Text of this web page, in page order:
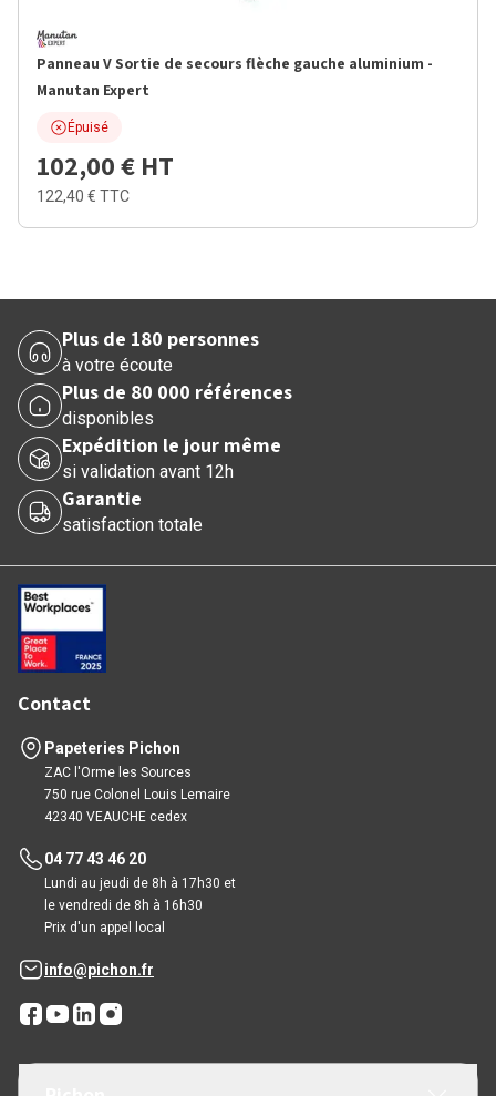
Panneau V Sortie de secours flèche gauche aluminium -
Manutan Expert
Épuisé
102,00 € HT
122,40 € TTC
Plus de 180 personnes
à votre écoute
Plus de 80 000 références
disponibles
Expédition le jour même
si validation avant 12h
Garantie
satisfaction totale
Contact
Papeteries Pichon
ZAC l'Orme les Sources
750 rue Colonel Louis Lemaire
42340 VEAUCHE cedex
04 77 43 46 20
Lundi au jeudi de 8h à 17h30 et
le vendredi de 8h à 16h30
Prix d'un appel local
info@pichon.fr